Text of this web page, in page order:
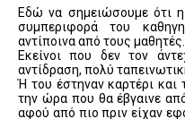
Εδώ να σημειώσουμε ότι
συμπεριφορά του
αντίποινα από τους μαθητές.
Εκείνοι που δεν τον
αντίδραση, πολύ
Ή του έστηναν καρτέρι
την ώρα που θα έβγαινε
αφού από πιο πριν είχαν